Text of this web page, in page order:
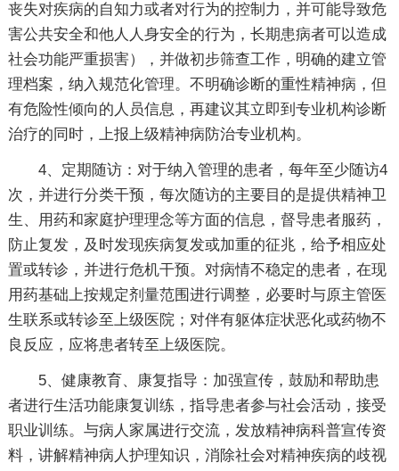
丧失对疾病的自知力或者对行为的控制力，并可能导致危
害公共安全和他人人身安全的行为，长期患病者可以造成
社会功能严重损害），并做初步筛查工作，明确的建立管
理档案，纳入规范化管理。不明确诊断的重性精神病，但
有危险性倾向的人员信息，再建议其立即到专业机构诊断
治疗的同时，上报上级精神病防治专业机构。
4、定期随访：对于纳入管理的患者，每年至少随访4
次，并进行分类干预，每次随访的主要目的是提供精神卫
生、用药和家庭护理理念等方面的信息，督导患者服药，
防止复发，及时发现疾病复发或加重的征兆，给予相应处
置或转诊，并进行危机干预。对病情不稳定的患者，在现
用药基础上按规定剂量范围进行调整，必要时与原主管医
生联系或转诊至上级医院；对伴有躯体症状恶化或药物不
良反应，应将患者转至上级医院。
5、健康教育、康复指导：加强宣传，鼓励和帮助患
者进行生活功能康复训练，指导患者参与社会活动，接受
职业训练。与病人家属进行交流，发放精神病科普宣传资
料，讲解精神病人护理知识，消除社会对精神疾病的歧视